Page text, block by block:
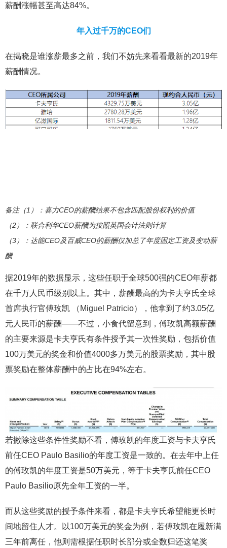
薪酬涨幅甚至高达84%。
年入过千万的CEO们
在揭晓是谁涨薪最多之前，我们不妨先来看看最新的2019年
薪酬情况。
备注（1）：喜力CEO的薪酬结果不包含匹配股份权利的价值
（2）：联合利华CEO薪酬为按照英国会计法则计算
（3）：达能CEO及百威CEO的薪酬仅加总了年度固定工资及变动薪
酬
据2019年的数据显示，这些任职于全球500强的CEO年薪都
在千万人民币级别以上。其中，薪酬最高的为卡夫亨氏全球
首席执行官傅玫凯 （Miguel Patricio），他拿到了约3.05亿
元人民币的薪酬——不过，小食代留意到，傅玫凯高额薪酬
的主要来源是卡夫亨氏有条件授予其一次性奖励，包括价值
100万美元的奖金和价值4000多万美元的股票奖励，其中股
票奖励在整体薪酬中的占比在94%左右。
若撇除这些条件性奖励不看，傅玫凯的年度工资与卡夫亨氏
前任CEO Paulo Basilio的年度工资是一致的。在去年中上任
的傅玫凯的年度工资是50万美元，等于卡夫亨氏前任CEO
Paulo Basilio原先全年工资的一半。
而从这些奖励的授予条件来看，都是卡夫亨氏希望能更长时
间地留住人才。以100万美元的奖金为例，若傅玫凯在履新满
三年前离任，他则需根据任职时长部分或全数归还这笔奖